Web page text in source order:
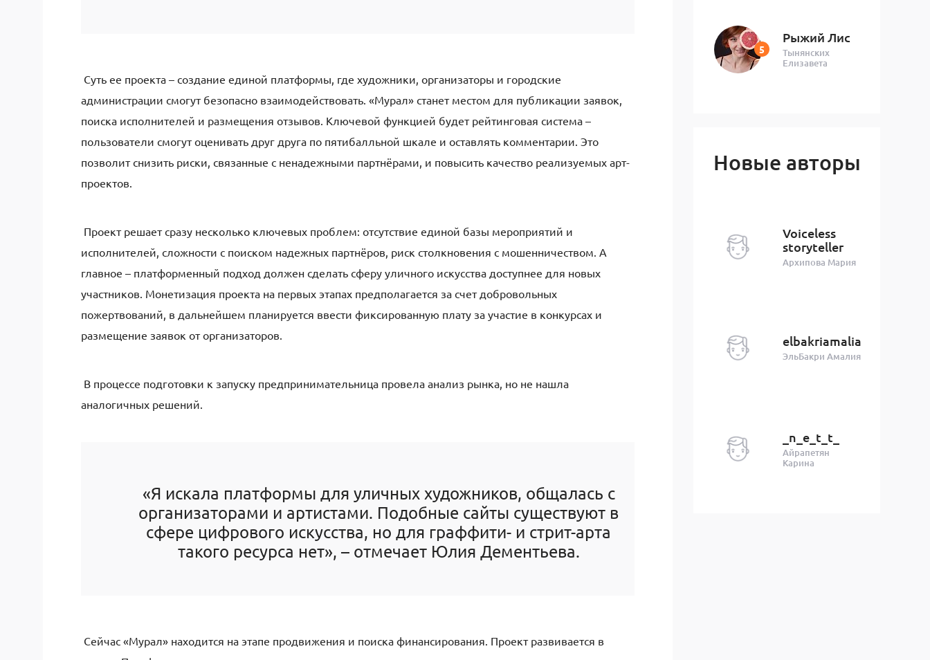
Суть ее проекта – создание единой платформы, где художники, организаторы и городские
администрации смогут безопасно взаимодействовать. «Мурал» станет местом для публикации заявок,
поиска исполнителей и размещения отзывов. Ключевой функцией будет рейтинговая система –
пользователи смогут оценивать друг друга по пятибалльной шкале и оставлять комментарии. Это
позволит снизить риски, связанные с ненадежными партнёрами, и повысить качество реализуемых арт-
проектов.
Проект решает сразу несколько ключевых проблем: отсутствие единой базы мероприятий и
исполнителей, сложности с поиском надежных партнёров, риск столкновения с мошенничеством. А
главное – платформенный подход должен сделать сферу уличного искусства доступнее для новых
участников. Монетизация проекта на первых этапах предполагается за счет добровольных
пожертвований, в дальнейшем планируется ввести фиксированную плату за участие в конкурсах и
размещение заявок от организаторов.
В процессе подготовки к запуску предпринимательница провела анализ рынка, но не нашла
аналогичных решений.
«Я искала платформы для уличных художников, общалась с
организаторами и артистами. Подобные сайты существуют в
сфере цифрового искусства, но для граффити- и стрит-арта
такого ресурса нет», – отмечает Юлия Дементьева.
Сейчас «Мурал» находится на этапе продвижения и поиска финансирования. Проект развивается в
Рыжий Лис
Тынянских
Елизавета
Новые авторы
Voiceless
storyteller
Архипова Мария
elbakriamalia
ЭльБакри Амалия
_n_e_t_t_
Айрапетян
Карина